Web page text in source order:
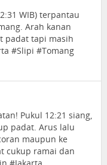
WIB) terpantau
Arah kanan
padat tapi masih
#Slipi #Tomang
Pukul 12:21 siang,
padat. Arus lalu
maupun ke
cukup ramai dan